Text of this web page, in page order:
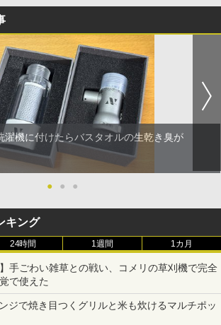
濯機に付けたらバスタオルの生乾き臭が
● ● ●
キング
24時間 1週間 1カ月
】手ごわい雑草との戦い、コメリの草刈機で完全
で使えた
ジで焼き目つくグリルと米も炊けるマルチポッ